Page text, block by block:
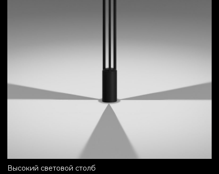
высокий световой столб